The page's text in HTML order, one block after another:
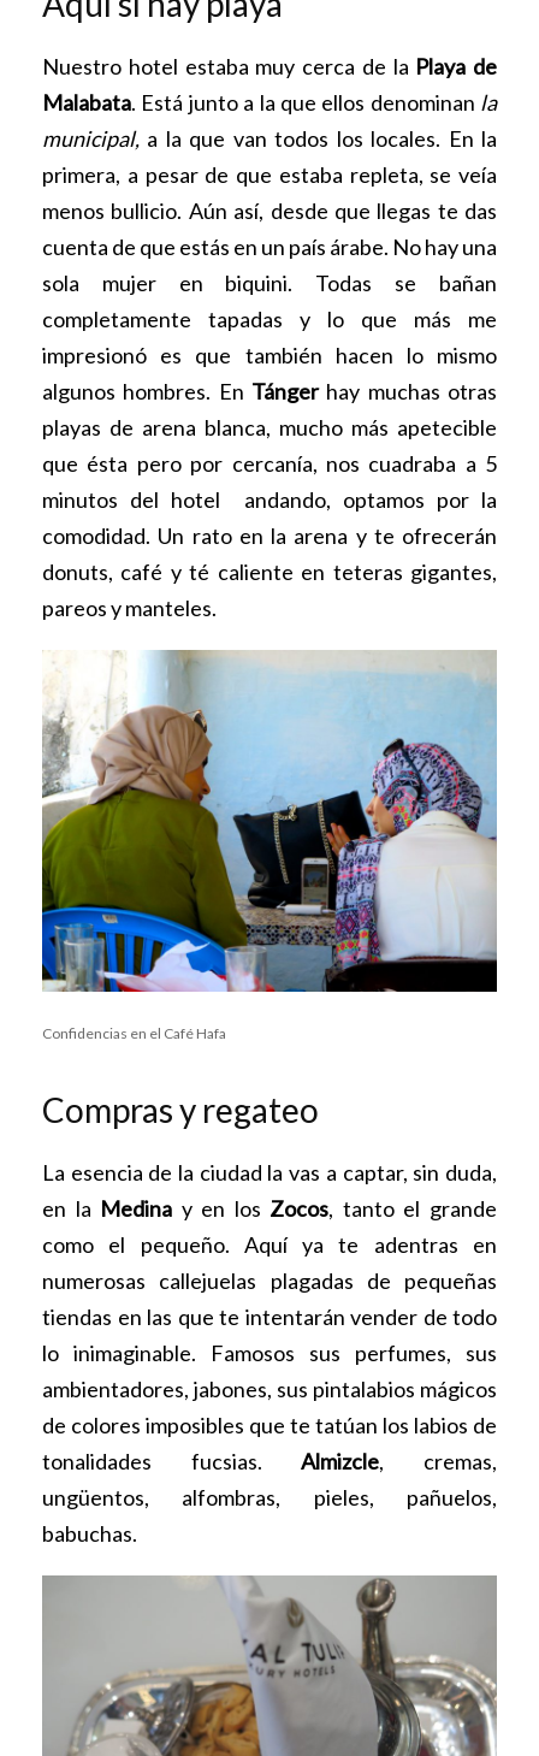
Nuestro hotel estaba muy cerca de la Playa de
Malabata. Está junto a la que ellos denominan la
municipal, a la que van todos los locales. En la
primera, a pesar de que estaba repleta, se veía
menos bullicio. Aún así, desde que llegas te das
cuenta de que estás en un país árabe. No hay una
sola mujer en biquini. Todas se bañan
completamente tapadas y lo que más me
impresionó es que también hacen lo mismo
algunos hombres. En Tángerhay muchas otras
playas de arena blanca, mucho más apetecible
que ésta pero por cercanía, nos cuadraba a 5
minutos del hotel andando, optamos por la
comodidad. Un rato en la arena y te ofrecerán
donuts, café y té caliente en teteras gigantes,
pareos y manteles.
Confidencias en el Café Hafa
Compras y regateo
La esencia de la ciudad la vas a captar, sin duda,
en la Medina y en los Zocos, tanto el grande
como el pequeño. Aquí ya te adentras en
numerosas callejuelas plagadas de pequeñas
tiendas en las que te intentarán vender de todo
lo inimaginable. Famosos sus perfumes, sus
ambientadores, jabones, sus pintalabios mágicos
de colores imposibles que te tatúan los labios de
tonalidades fucsias.Almizcle, cremas,
ungüentos, alfombras, pieles, pañuelos,
babuchas.